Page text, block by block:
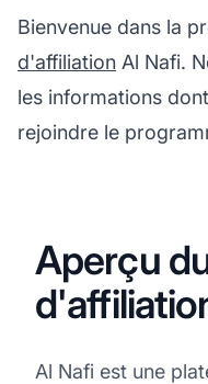
Bienvenue dans la
d'affiliation Al Nafi.
les informations
rejoindre le
Aperçu
Al Nafi est une